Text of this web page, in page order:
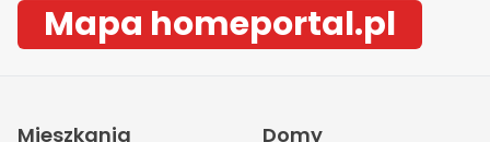
Mapa homeportal.pl
Mieszkania Domy